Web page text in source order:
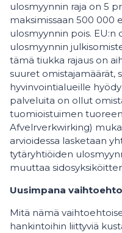
ulosmyynnin raja on 5
maksimissaan 500 000
ulosmyynnin pois. EU:n
ulosmyynnin
tämä tiukka rajaus on
suuret omistajamäärät,
hyvinvointialueille
palveluita on ollut
tuomioistuimen
Afvelrverkwirking)
arvioidessa lasketaan
tytäryhtiöiden
muuttaa
Uusimpana
Mitä nämä
hankintoihin liittyviä